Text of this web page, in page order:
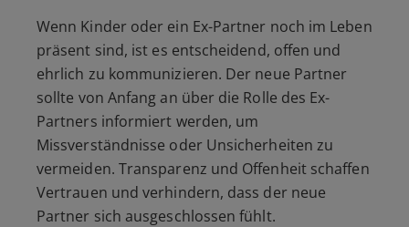
Wenn Kinder oder ein Ex-Partner noch im Leben
präsent sind, ist es entscheidend, offen und
ehrlich zu kommunizieren. Der neue Partner
sollte von Anfang an über die Rolle des Ex-
Partners informiert werden, um
Missverständnisse oder Unsicherheiten zu
vermeiden. Transparenz und Offenheit schaffen
Vertrauen und verhindern, dass der neue
Partner sich ausgeschlossen fühlt.